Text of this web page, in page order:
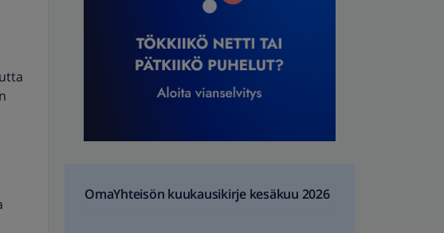
OmaYhteisön kuukausikirje kesäkuu 2026